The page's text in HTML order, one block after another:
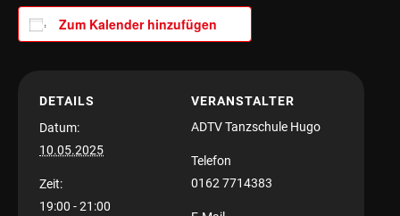
Zum Kalender hinzufügen
DETAILS
Datum:
10.05.2025
Zeit:
19:00 - 21:00
VERANSTALTER
ADTV Tanzschule Hugo
Telefon
0162 7714383